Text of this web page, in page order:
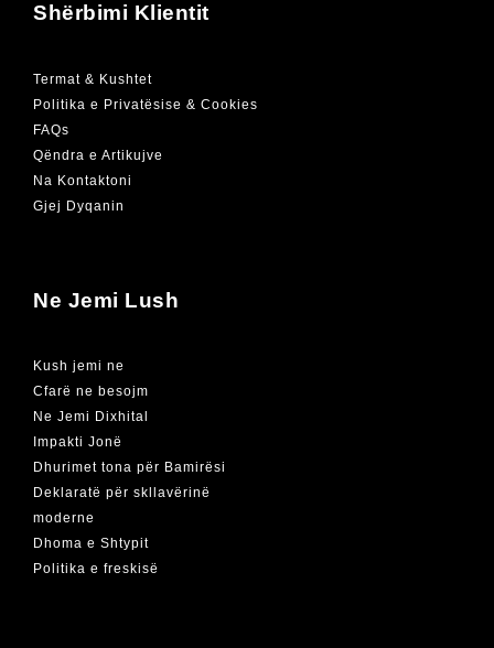
Shërbimi Klientit
Termat & Kushtet
Politika e Privatësise & Cookies
FAQs
Qëndra e Artikujve
Na Kontaktoni
Gjej Dyqanin
Ne Jemi Lush
Kush jemi ne
Cfarë ne besojm
Ne Jemi Dixhital
Impakti Jonë
Dhurimet tona për Bamirësi
Deklaratë për skllavërinë
moderne
Dhoma e Shtypit
Politika e freskisë